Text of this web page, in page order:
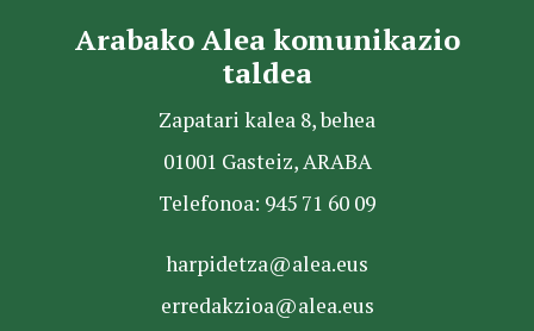
Arabako Alea komunikazio
taldea
Zapatari kalea 8, behea
01001 Gasteiz, ARABA
Telefonoa: 945 71 60 09
harpidetza@alea.eus
erredakzioa@alea.eus